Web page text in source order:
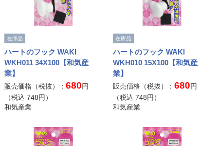
在庫品
ハートのフック WAKI
WKH011 34X100【和気産
業】
販売価格（税抜）： 680円
（税込 748円）
和気産業
在庫品
ハートのフック WAKI
WKH010 15X100【和気産
業】
販売価格（税抜）：680円
（税込748円）
和気産業